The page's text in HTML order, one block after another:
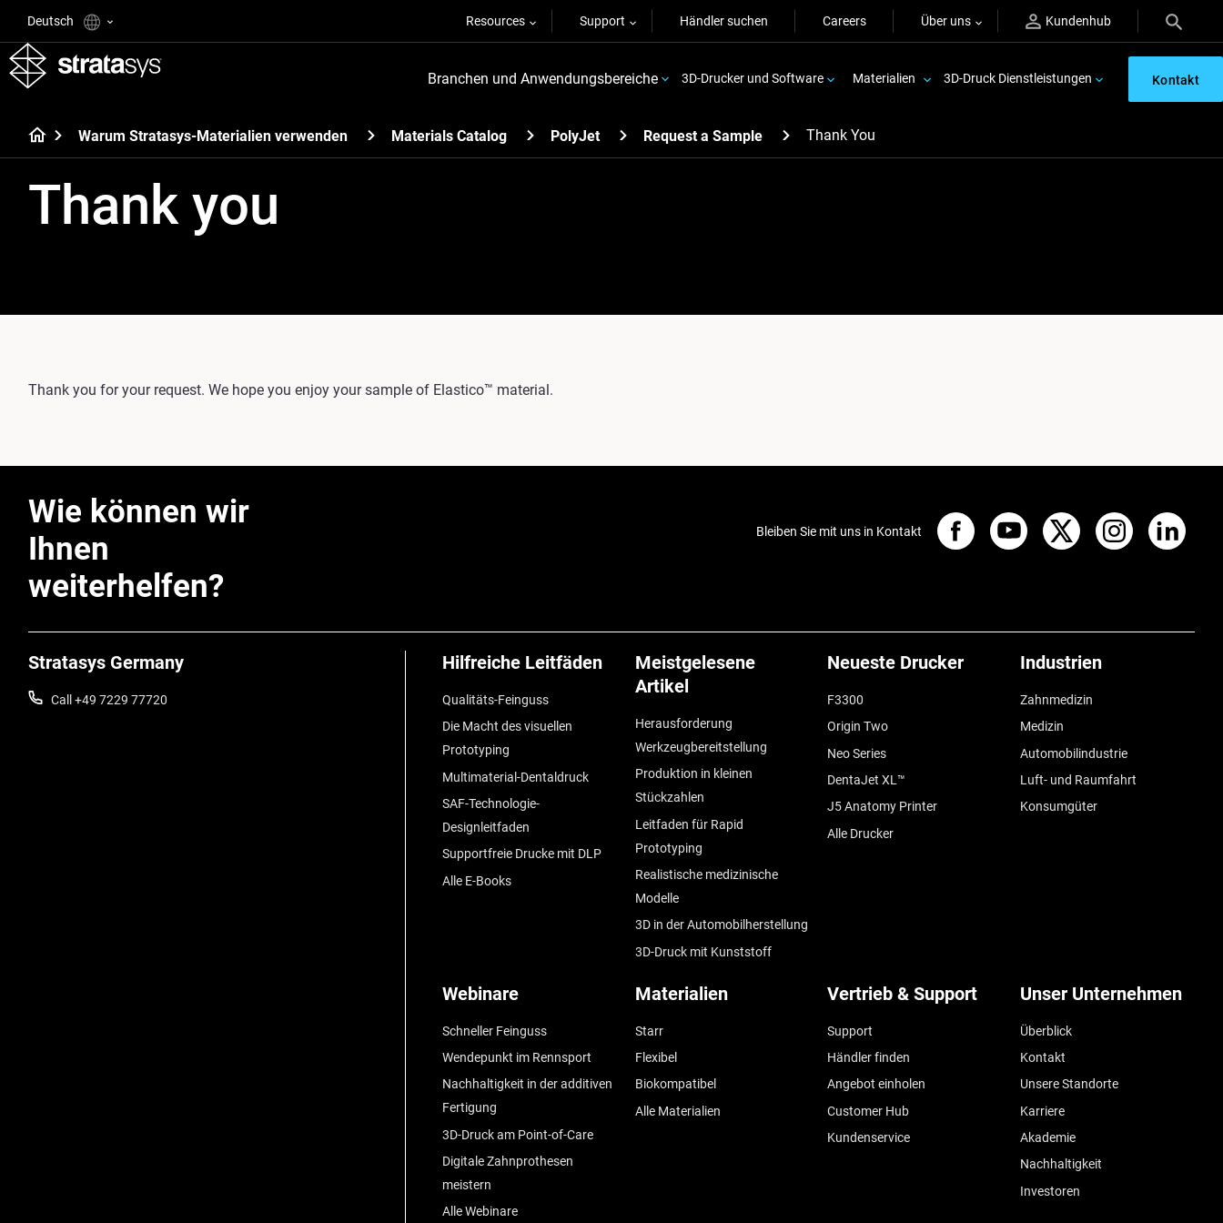
Deutsch Resources Support Händler suchen Careers Über uns Kundenhub
Branchen und Anwendungsbereiche 3D-Drucker und Software Materialien 3D-Druck Dienstleistungen Kontakt
Warum Stratasys-Materialien verwenden Materials Catalog PolyJet Request a Sample Thank You
Thank you
Thank you for your request. We hope you enjoy your sample of Elastico™ material.
Wie können wir
Ihnen
weiterhelfen?
Stratasys Germany
Call +49 7229 77720
Hilfreiche Leitfäden
Qualitäts-Feinguss
Die Macht des visuellen
Prototyping
Multimaterial-Dentaldruck
SAF-Technologie-
Designleitfaden
Supportfreie Drucke mit DLP
Alle E-Books
Meistgelesene
Artikel
Herausforderung
Werkzeugbereitstellung
Produktion in kleinen
Stückzahlen
Leitfaden für Rapid
Prototyping
Realistische medizinische
Modelle
3D in der Automobilherstellung
3D-Druck mit Kunststoff
Neueste Drucker
F3300
Origin Two
Neo Series
DentaJet XL™
J5 Anatomy Printer
Alle Drucker
Industrien
Zahnmedizin
Medizin
Automobilindustrie
Luft- und Raumfahrt
Konsumgüter
Webinare
Schneller Feinguss
Wendepunkt im Rennsport
Nachhaltigkeit in der additiven
Fertigung
3D-Druck am Point-of-Care
Digitale Zahnprothesen
meistern
Alle Webinare
Materialien
Starr
Flexibel
Biokompatibel
Alle Materialien
Vertrieb & Support
Support
Händler finden
Angebot einholen
Customer Hub
Kundenservice
Unser Unternehmen
Überblick
Kontakt
Unsere Standorte
Karriere
Akademie
Nachhaltigkeit
Investoren
Bleiben Sie mit uns in Kontakt